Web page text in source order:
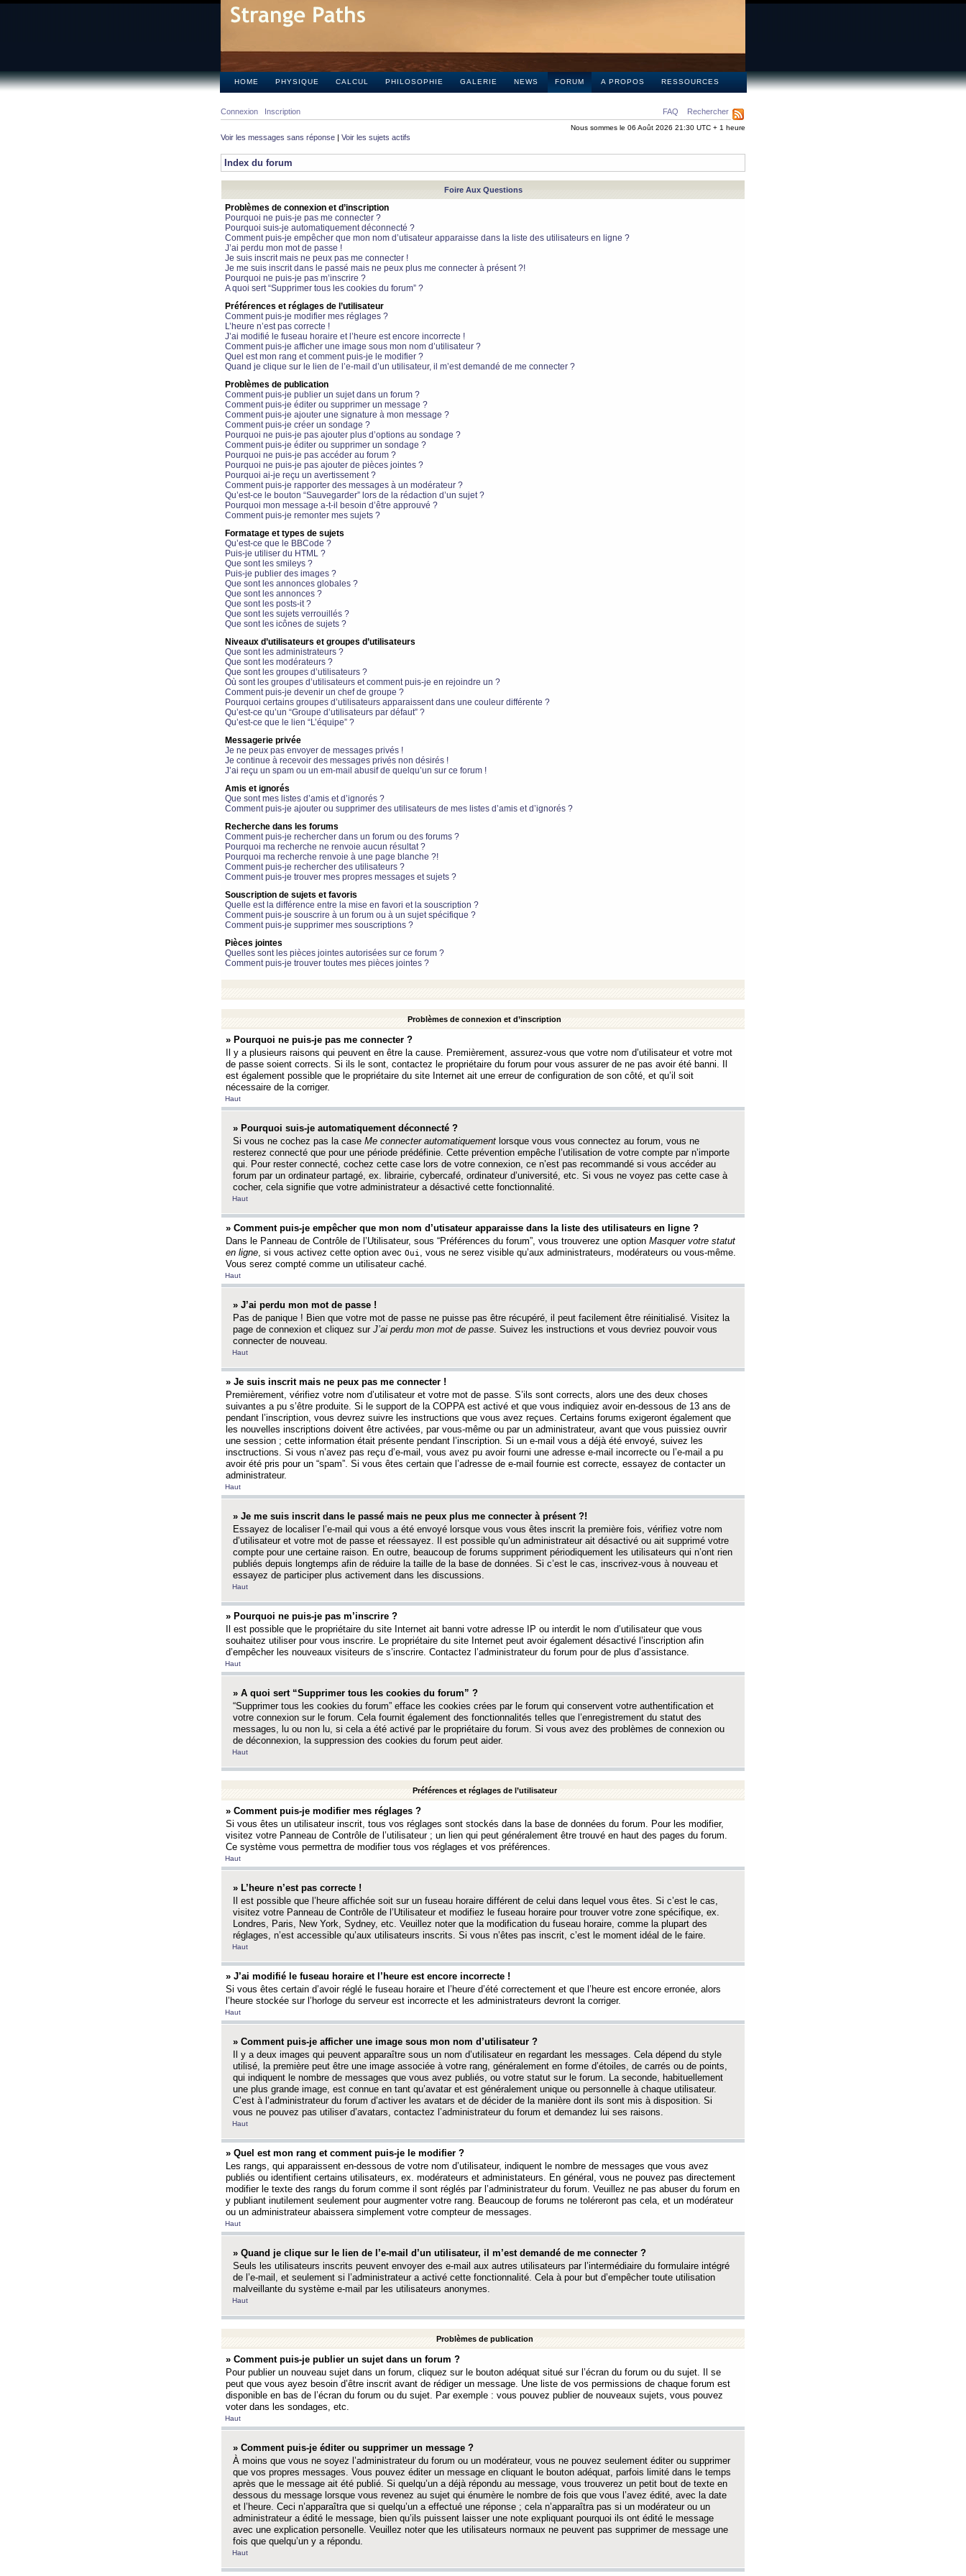
HOME PHYSIQUE CALCUL PHILOSOPHIE GALERIE NEWS FORUM A PROPOS RESSOURCES
FAQ Rechercher
Connexion Inscription
Nous sommes le 06 Août 2026 21:30 UTC + 1 heure
Voir les messages sans réponse | Voir les sujets actifs
Index du forum
Foire Aux Questions
Problèmes de connexion et d’inscription
Pourquoi ne puis-je pas me connecter ?
Pourquoi suis-je automatiquement déconnecté ?
Comment puis-je empêcher que mon nom d’utisateur apparaisse dans la liste des utilisateurs en ligne ?
J’ai perdu mon mot de passe !
Je suis inscrit mais ne peux pas me connecter !
Je me suis inscrit dans le passé mais ne peux plus me connecter à présent ?!
Pourquoi ne puis-je pas m’inscrire ?
A quoi sert “Supprimer tous les cookies du forum” ?
Préférences et réglages de l’utilisateur
Comment puis-je modifier mes réglages ?
L’heure n’est pas correcte !
J’ai modifié le fuseau horaire et l’heure est encore incorrecte !
Comment puis-je afficher une image sous mon nom d’utilisateur ?
Quel est mon rang et comment puis-je le modifier ?
Quand je clique sur le lien de l’e-mail d’un utilisateur, il m’est demandé de me connecter ?
Problèmes de publication
Comment puis-je publier un sujet dans un forum ?
Comment puis-je éditer ou supprimer un message ?
Comment puis-je ajouter une signature à mon message ?
Comment puis-je créer un sondage ?
Pourquoi ne puis-je pas ajouter plus d’options au sondage ?
Comment puis-je éditer ou supprimer un sondage ?
Pourquoi ne puis-je pas accéder au forum ?
Pourquoi ne puis-je pas ajouter de pièces jointes ?
Pourquoi ai-je reçu un avertissement ?
Comment puis-je rapporter des messages à un modérateur ?
Qu’est-ce le bouton “Sauvegarder” lors de la rédaction d’un sujet ?
Pourquoi mon message a-t-il besoin d’être approuvé ?
Comment puis-je remonter mes sujets ?
Formatage et types de sujets
Qu’est-ce que le BBCode ?
Puis-je utiliser du HTML ?
Que sont les smileys ?
Puis-je publier des images ?
Que sont les annonces globales ?
Que sont les annonces ?
Que sont les posts-it ?
Que sont les sujets verrouillés ?
Que sont les icônes de sujets ?
Niveaux d’utilisateurs et groupes d’utilisateurs
Que sont les administrateurs ?
Que sont les modérateurs ?
Que sont les groupes d’utilisateurs ?
Où sont les groupes d’utilisateurs et comment puis-je en rejoindre un ?
Comment puis-je devenir un chef de groupe ?
Pourquoi certains groupes d’utilisateurs apparaissent dans une couleur différente ?
Qu’est-ce qu’un “Groupe d’utilisateurs par défaut” ?
Qu’est-ce que le lien “L’équipe” ?
Messagerie privée
Je ne peux pas envoyer de messages privés !
Je continue à recevoir des messages privés non désirés !
J’ai reçu un spam ou un em-mail abusif de quelqu’un sur ce forum !
Amis et ignorés
Que sont mes listes d’amis et d’ignorés ?
Comment puis-je ajouter ou supprimer des utilisateurs de mes listes d’amis et d’ignorés ?
Recherche dans les forums
Comment puis-je rechercher dans un forum ou des forums ?
Pourquoi ma recherche ne renvoie aucun résultat ?
Pourquoi ma recherche renvoie à une page blanche ?!
Comment puis-je rechercher des utilisateurs ?
Comment puis-je trouver mes propres messages et sujets ?
Souscription de sujets et favoris
Quelle est la différence entre la mise en favori et la souscription ?
Comment puis-je souscrire à un forum ou à un sujet spécifique ?
Comment puis-je supprimer mes souscriptions ?
Pièces jointes
Quelles sont les pièces jointes autorisées sur ce forum ?
Comment puis-je trouver toutes mes pièces jointes ?
Problèmes de connexion et d’inscription
» Pourquoi ne puis-je pas me connecter ?
Il y a plusieurs raisons qui peuvent en être la cause. Premièrement, assurez-vous que votre nom d’utilisateur et votre mot
de passe soient corrects. Si ils le sont, contactez le propriétaire du forum pour vous assurer de ne pas avoir été banni. Il
est également possible que le propriétaire du site Internet ait une erreur de configuration de son côté, et qu’il soit
nécessaire de la corriger.
Haut
» Pourquoi suis-je automatiquement déconnecté ?
Si vous ne cochez pas la case Me connecter automatiquement lorsque vous vous connectez au forum, vous ne
resterez connecté que pour une période prédéfinie. Cette prévention empêche l’utilisation de votre compte par n’importe
qui. Pour rester connecté, cochez cette case lors de votre connexion, ce n’est pas recommandé si vous accéder au
forum par un ordinateur partagé, ex. librairie, cybercafé, ordinateur d’université, etc. Si vous ne voyez pas cette case à
cocher, cela signifie que votre administrateur a désactivé cette fonctionnalité.
Haut
» Comment puis-je empêcher que mon nom d’utisateur apparaisse dans la liste des utilisateurs en ligne ?
Dans le Panneau de Contrôle de l’Utilisateur, sous “Préférences du forum”, vous trouverez une option Masquer votre statut
en ligne, si vous activez cette option avec Oui , vous ne serez visible qu’aux administrateurs, modérateurs ou vous-même.
Vous serez compté comme un utilisateur caché.
Haut
» J’ai perdu mon mot de passe !
Pas de panique ! Bien que votre mot de passe ne puisse pas être récupéré, il peut facilement être réinitialisé. Visitez la
page de connexion et cliquez sur J’ai perdu mon mot de passe. Suivez les instructions et vous devriez pouvoir vous
connecter de nouveau.
Haut
» Je suis inscrit mais ne peux pas me connecter !
Premièrement, vérifiez votre nom d’utilisateur et votre mot de passe. S’ils sont corrects, alors une des deux choses
suivantes a pu s’être produite. Si le support de la COPPA est activé et que vous indiquiez avoir en-dessous de 13 ans de
pendant l’inscription, vous devrez suivre les instructions que vous avez reçues. Certains forums exigeront également que
les nouvelles inscriptions doivent être activées, par vous-même ou par un administrateur, avant que vous puissiez ouvrir
une session ; cette information était présente pendant l’inscription. Si un e-mail vous a déjà été envoyé, suivez les
insctructions. Si vous n’avez pas reçu d’e-mail, vous avez pu avoir fourni une adresse e-mail incorrecte ou l’e-mail a pu
avoir été pris pour un “spam”. Si vous êtes certain que l’adresse de e-mail fournie est correcte, essayez de contacter un
administrateur.
Haut
» Je me suis inscrit dans le passé mais ne peux plus me connecter à présent ?!
Essayez de localiser l’e-mail qui vous a été envoyé lorsque vous vous êtes inscrit la première fois, vérifiez votre nom
d’utilisateur et votre mot de passe et réessayez. Il est possible qu’un administrateur ait désactivé ou ait supprimé votre
compte pour une certaine raison. En outre, beaucoup de forums suppriment périodiquement les utilisateurs qui n’ont rien
publiés depuis longtemps afin de réduire la taille de la base de données. Si c’est le cas, inscrivez-vous à nouveau et
essayez de participer plus activement dans les discussions.
Haut
» Pourquoi ne puis-je pas m’inscrire ?
Il est possible que le propriétaire du site Internet ait banni votre adresse IP ou interdit le nom d’utilisateur que vous
souhaitez utiliser pour vous inscrire. Le propriétaire du site Internet peut avoir également désactivé l’inscription afin
d’empêcher les nouveaux visiteurs de s’inscrire. Contactez l’administrateur du forum pour de plus d’assistance.
Haut
» A quoi sert “Supprimer tous les cookies du forum” ?
“Supprimer tous les cookies du forum” efface les cookies crées par le forum qui conservent votre authentification et
votre connexion sur le forum. Cela fournit également des fonctionnalités telles que l’enregistrement du statut des
messages, lu ou non lu, si cela a été activé par le propriétaire du forum. Si vous avez des problèmes de connexion ou
de déconnexion, la suppression des cookies du forum peut aider.
Haut
Préférences et réglages de l’utilisateur
» Comment puis-je modifier mes réglages ?
Si vous êtes un utilisateur inscrit, tous vos réglages sont stockés dans la base de données du forum. Pour les modifier,
visitez votre Panneau de Contrôle de l’utilisateur ; un lien qui peut généralement être trouvé en haut des pages du forum.
Ce système vous permettra de modifier tous vos réglages et vos préférences.
Haut
» L’heure n’est pas correcte !
Il est possible que l’heure affichée soit sur un fuseau horaire différent de celui dans lequel vous êtes. Si c’est le cas,
visitez votre Panneau de Contrôle de l’Utilisateur et modifiez le fuseau horaire pour trouver votre zone spécifique, ex.
Londres, Paris, New York, Sydney, etc. Veuillez noter que la modification du fuseau horaire, comme la plupart des
réglages, n’est accessible qu’aux utilisateurs inscrits. Si vous n’êtes pas inscrit, c’est le moment idéal de le faire.
Haut
» J’ai modifié le fuseau horaire et l’heure est encore incorrecte !
Si vous êtes certain d’avoir réglé le fuseau horaire et l’heure d’été correctement et que l’heure est encore erronée, alors
l’heure stockée sur l’horloge du serveur est incorrecte et les administrateurs devront la corriger.
Haut
» Comment puis-je afficher une image sous mon nom d’utilisateur ?
Il y a deux images qui peuvent apparaître sous un nom d’utilisateur en regardant les messages. Cela dépend du style
utilisé, la première peut être une image associée à votre rang, généralement en forme d’étoiles, de carrés ou de points,
qui indiquent le nombre de messages que vous avez publiés, ou votre statut sur le forum. La seconde, habituellement
une plus grande image, est connue en tant qu’avatar et est généralement unique ou personnelle à chaque utilisateur.
C’est à l’administrateur du forum d’activer les avatars et de décider de la manière dont ils sont mis à disposition. Si
vous ne pouvez pas utiliser d’avatars, contactez l’administrateur du forum et demandez lui ses raisons.
Haut
» Quel est mon rang et comment puis-je le modifier ?
Les rangs, qui apparaissent en-dessous de votre nom d’utilisateur, indiquent le nombre de messages que vous avez
publiés ou identifient certains utilisateurs, ex. modérateurs et administateurs. En général, vous ne pouvez pas directement
modifier le texte des rangs du forum comme il sont réglés par l’administrateur du forum. Veuillez ne pas abuser du forum en
y publiant inutilement seulement pour augmenter votre rang. Beaucoup de forums ne toléreront pas cela, et un modérateur
ou un administrateur abaissera simplement votre compteur de messages.
Haut
» Quand je clique sur le lien de l’e-mail d’un utilisateur, il m’est demandé de me connecter ?
Seuls les utilisateurs inscrits peuvent envoyer des e-mail aux autres utilisateurs par l’intermédiaire du formulaire intégré
de l’e-mail, et seulement si l’administrateur a activé cette fonctionnalité. Cela à pour but d’empêcher toute utilisation
malveillante du système e-mail par les utilisateurs anonymes.
Haut
Problèmes de publication
» Comment puis-je publier un sujet dans un forum ?
Pour publier un nouveau sujet dans un forum, cliquez sur le bouton adéquat situé sur l’écran du forum ou du sujet. Il se
peut que vous ayez besoin d’être inscrit avant de rédiger un message. Une liste de vos permissions de chaque forum est
disponible en bas de l’écran du forum ou du sujet. Par exemple : vous pouvez publier de nouveaux sujets, vous pouvez
voter dans les sondages, etc.
Haut
» Comment puis-je éditer ou supprimer un message ?
À moins que vous ne soyez l’administrateur du forum ou un modérateur, vous ne pouvez seulement éditer ou supprimer
que vos propres messages. Vous pouvez éditer un message en cliquant le bouton adéquat, parfois limité dans le temps
après que le message ait été publié. Si quelqu’un a déjà répondu au message, vous trouverez un petit bout de texte en
dessous du message lorsque vous revenez au sujet qui énumère le nombre de fois que vous l’avez édité, avec la date
et l’heure. Ceci n’apparaîtra que si quelqu’un a effectué une réponse ; cela n’apparaîtra pas si un modérateur ou un
administrateur a édité le message, bien qu’ils puissent laisser une note expliquant pourquoi ils ont édité le message
avec une explication personelle. Veuillez noter que les utilisateurs normaux ne peuvent pas supprimer de message une
fois que quelqu’un y a répondu.
Haut